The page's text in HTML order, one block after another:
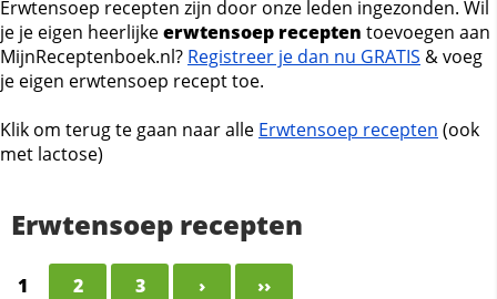
Erwtensoep recepten zijn door onze leden ingezonden. Wil
je je eigen heerlijkeerwtensoep recepten toevoegen aan
MijnReceptenboek.nl? Registreer je dan nu GRATIS & voeg
je eigen erwtensoep recept toe.
Klik om terug te gaan naar alle Erwtensoep recepten (ook
met lactose)
Erwtensoep recepten
1 2 3 › ››